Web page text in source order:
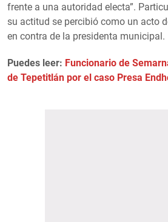
frente a una autoridad electa”.
su actitud se percibió como un acto
en contra de la presidenta municipal.
Puedes leer: Funcionario de
de Tepetitlán por el caso Presa